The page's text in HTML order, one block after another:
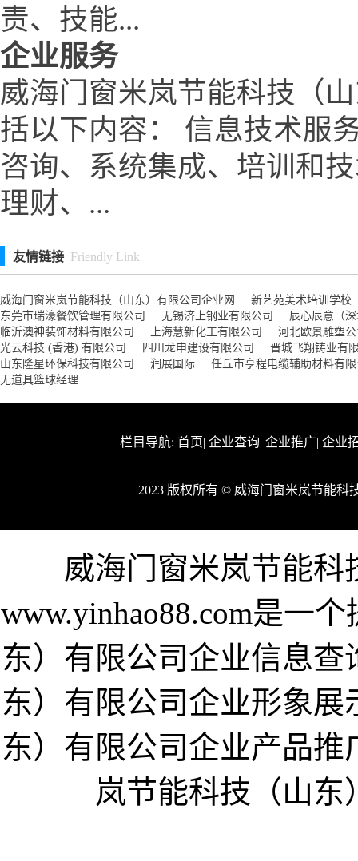
责、技能...
企业服务
威海门窗米岚节能科技（
括以下内容： 信息技术服
咨询、系统集成、培训和
理财、...
友情链接 Friendly Link
威海门窗米岚节能科技（山东）有限公司企业网
新艺苑美术培训学校
东莞市瑞濠餐饮管理有限公司
无锡济上钢业有限公司
辰心辰意（
临沂澳神装饰材料有限公司
上海慧新化工有限公司
河北欧景雕塑
光云科技 (香港) 有限公司
四川龙申建设有限公司
晋城飞翔铸业有
山东隆星环保科技有限公司
润展国际
任丘市亨程电缆辅助材料有
无道具篮球经理
栏目导航: 首页| 企业查询| 企业推广| 企业
2023 版权所有 © 威海门窗米岚节能
威海门窗米岚节能
www.yinhao88.com是一
东）有限公司企业信息
东）有限公司企业形象
东）有限公司企业产品
岚节能科技（山